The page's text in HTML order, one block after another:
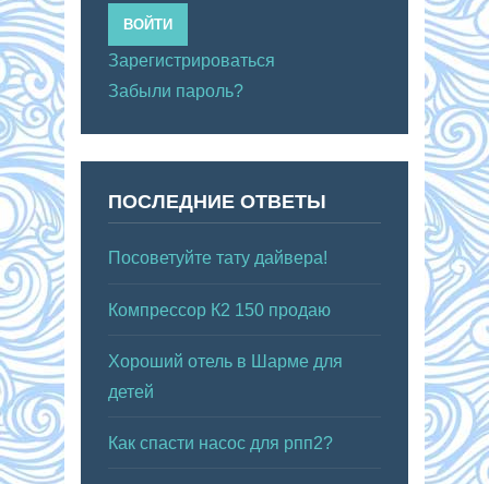
ВОЙТИ
Зарегистрироваться
Забыли пароль?
ПОСЛЕДНИЕ ОТВЕТЫ
Посоветуйте тату дайвера!
Компрессор К2 150 продаю
Хороший отель в Шарме для
детей
Как спасти насос для рпп2?